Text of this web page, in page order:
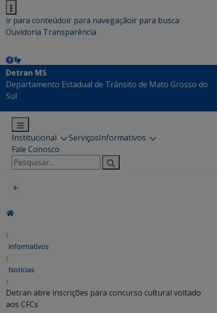
ir para conteúdoir para navegaçãoir para busca
Ouvidoria Transparência
Detran MS
Departamento Estadual de Trânsito de Mato Grosso do
Sul
Institucional ServiçosInformativos
Fale Conosco
Pesquisar
por:
Informativos
Notícias
Detran abre inscrições para concurso cultural voltado
aos CFCs